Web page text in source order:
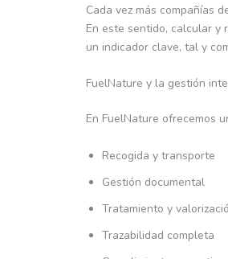
Cada vez más compañías
En este sentido, calcular y
un indicador clave, tal y
FuelNature y la gestión
En FuelNature ofrecemos
Recogida y transporte
Gestión documental
Tratamiento y
Trazabilidad completa